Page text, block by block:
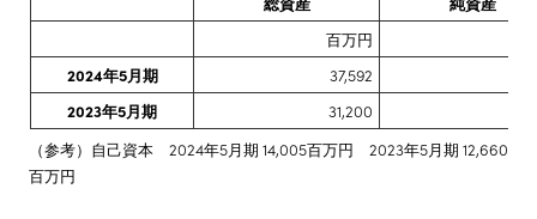
百万円
2024年5月期
37,592
2023年5月期
31,200
（参考）自己資本 2024年5月期 14,005百万円 2023年5月期 12,660
百万円